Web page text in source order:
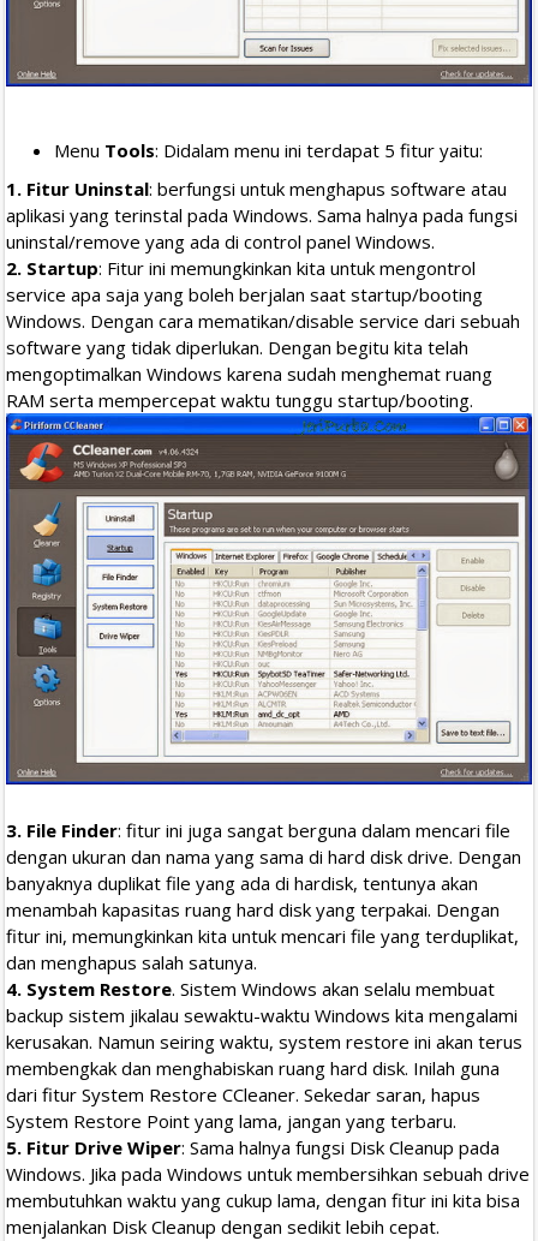
Menu Tools: Didalam menu ini terdapat 5 fitur yaitu:
1. Fitur Uninstal: berfungsi untuk menghapus software atau
aplikasi yang terinstal pada Windows. Sama halnya pada fungsi
uninstal/remove yang ada di control panel Windows.
2. Startup: Fitur ini memungkinkan kita untuk mengontrol
service apa saja yang boleh berjalan saat startup/booting
Windows. Dengan cara mematikan/disable service dari sebuah
software yang tidak diperlukan. Dengan begitu kita telah
mengoptimalkan Windows karena sudah menghemat ruang
RAM serta mempercepat waktu tunggu startup/booting.
3. File Finder: fitur ini juga sangat berguna dalam mencari file
dengan ukuran dan nama yang sama di hard disk drive. Dengan
banyaknya duplikat file yang ada di hardisk, tentunya akan
menambah kapasitas ruang hard disk yang terpakai. Dengan
fitur ini, memungkinkan kita untuk mencari file yang terduplikat,
dan menghapus salah satunya.
4. System Restore. Sistem Windows akan selalu membuat
backup sistem jikalau sewaktu-waktu Windows kita mengalami
kerusakan. Namun seiring waktu, system restore ini akan terus
membengkak dan menghabiskan ruang hard disk. Inilah guna
dari fitur System Restore CCleaner. Sekedar saran, hapus
System Restore Point yang lama, jangan yang terbaru.
5. Fitur Drive Wiper: Sama halnya fungsi Disk Cleanup pada
Windows. Jika pada Windows untuk membersihkan sebuah drive
membutuhkan waktu yang cukup lama, dengan fitur ini kita bisa
menjalankan Disk Cleanup dengan sedikit lebih cepat.